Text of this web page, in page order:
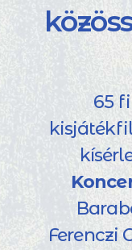
65
Ferenczi